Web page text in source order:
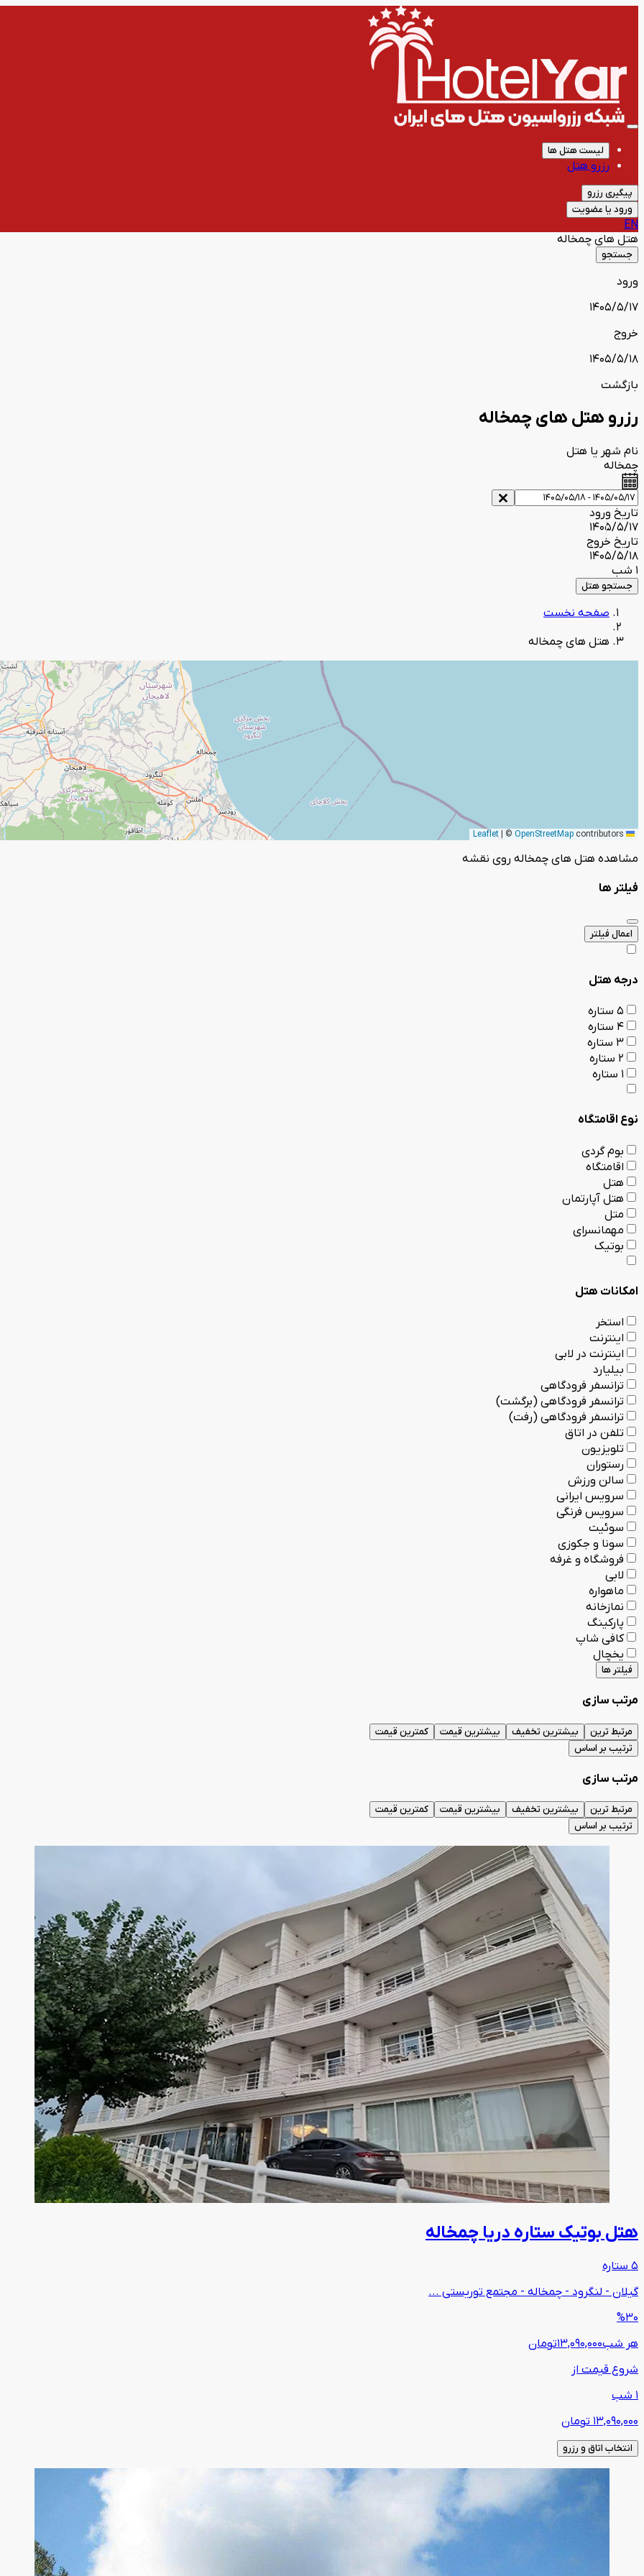
لیست هتل ها
رزرو هتل
پیگیری رزرو
ورود یا عضویت
EN
هتل های چمخاله
جستجو
ورود
1405/5/17
خروج
1405/5/18
بازگشت
رزرو هتل های چمخاله
نام شهر یا هتل
چمخاله
تاریخ ورود
1405/5/17
تاریخ خروج
1405/5/18
1 شب
جستجو هتل
صفحه نخست
هتل های چمخاله
© OpenStreetMap contributors
مشاهده هتل های چمخاله روی نقشه
فیلتر ها
اعمال فیلتر
درجه هتل
5 ستاره
4 ستاره
3 ستاره
2 ستاره
1 ستاره
نوع اقامتگاه
بوم گردی
اقامتگاه
هتل
هتل آپارتمان
متل
مهمانسرای
بوتیک
امکانات هتل
استخر
اینترنت
اینترنت در لابی
بیلیارد
ترانسفر فرودگاهی
ترانسفر فرودگاهی (برگشت)
ترانسفر فرودگاهی (رفت)
تلفن در اتاق
تلویزیون
رستوران
سالن ورزش
سرویس ایرانی
سرویس فرنگی
سوئیت
سونا و جکوزی
فروشگاه و غرفه
لابی
ماهواره
نمازخانه
پارکینگ
کافی شاپ
یخچال
فیلتر ها
مرتب سازی
مرتبط ترین بیشترین تخفیف بیشترین قیمت
کمترین قیمت
ترتیب بر اساس
مرتب سازی
مرتبط ترین بیشترین تخفیف بیشترین قیمت
کمترین قیمت
ترتیب بر اساس
هتل بوتیک ستاره دریا چمخاله
5 ستاره
گیلان - لنگرود - چمخاله - مجتمع توریستی ...
%30
هر شب13,090,000تومان
شروع قیمت از
1 شب
13,090,000 تومان
انتخاب اتاق و رزرو